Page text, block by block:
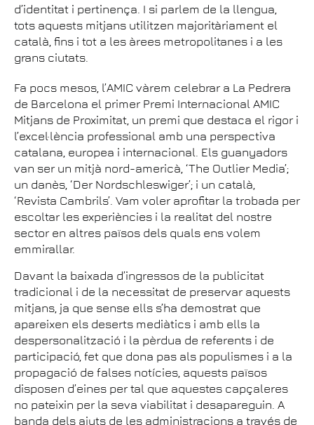
d’identitat i pertinença. I si parlem de la llengua,
tots aquests mitjans utilitzen majoritàriament el
català, fins i tot a les àrees metropolitanes i a les
grans ciutats.
Fa pocs mesos, l’AMIC vàrem celebrar a La Pedrera
de Barcelona el primer Premi Internacional AMIC
Mitjans de Proximitat, un premi que destaca el rigor i
l’excel·lència professional amb una perspectiva
catalana, europea i internacional. Els guanyadors
van ser un mitjà nord-americà, ‘The Outlier Media’;
un danès, ‘Der Nordschleswiger’; i un català,
‘Revista Cambrils’. Vam voler aprofitar la trobada per
escoltar les experiències i la realitat del nostre
sector en altres països dels quals ens volem
emmirallar.
Davant la baixada d’ingressos de la publicitat
tradicional i de la necessitat de preservar aquests
mitjans, ja que sense ells s’ha demostrat que
apareixen els deserts mediàtics i amb ells la
despersonalització i la pèrdua de referents i de
participació, fet que dona pas als populismes i a la
propagació de falses notícies, aquests països
disposen d’eines per tal que aquestes capçaleres
no pateixin per la seva viabilitat i desapareguin. A
banda dels ajuts de les administracions a través de